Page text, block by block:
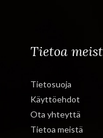
Tietoa
Tietosuoja
Käyttöehdot
Ota yhteyttä
Tietoa meistä